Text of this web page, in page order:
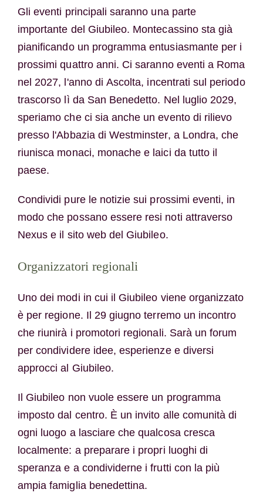
Gli eventi principali saranno una parte
importante del Giubileo. Montecassino sta già
pianificando un programma entusiasmante per i
prossimi quattro anni. Ci saranno eventi a Roma
nel 2027, l'anno di Ascolta, incentrati sul periodo
trascorso lì da San Benedetto. Nel luglio 2029,
speriamo che ci sia anche un evento di rilievo
presso l'Abbazia di Westminster, a Londra, che
riunisca monaci, monache e laici da tutto il
paese.
Condividi pure le notizie sui prossimi eventi, in
modo che possano essere resi noti attraverso
Nexus e il sito web del Giubileo.
Organizzatori regionali
Uno dei modi in cui il Giubileo viene organizzato
è per regione. Il 29 giugno terremo un incontro
che riunirà i promotori regionali. Sarà un forum
per condividere idee, esperienze e diversi
approcci al Giubileo.
Il Giubileo non vuole essere un programma
imposto dal centro. È un invito alle comunità di
ogni luogo a lasciare che qualcosa cresca
localmente: a preparare i propri luoghi di
speranza e a condividerne i frutti con la più
ampia famiglia benedettina.